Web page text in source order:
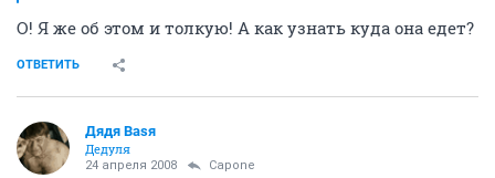
О! Я же об этом и толкую! А как узнать куда она едет?
ОТВЕТИТЬ
Дядя Ваsя
Дедуля
24 апреля 2008 Capone